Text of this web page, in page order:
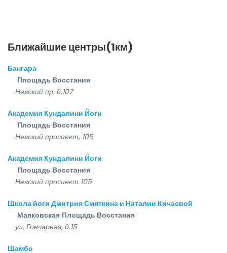
Ближайшие центры(1км)
Бангара
Площадь Восстания
Невский пр. д.107
Академия Кундалини Йоги
Площадь Восстания
Невский проспект, 105
Академия Кундалини Йоги
Площадь Восстания
Невский проспект 105
Школа йоги Дмитрия Смяткина и Наталии Кичаевой
Маяковская Площадь Восстания
ул. Гончарная, д.15
Шамбо